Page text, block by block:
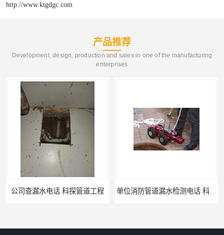
http://www.ktgdgc.com
产品推荐
Development, design, production and sales in one of the manufacturing
enterprises
单位消防管道漏水检测电话 科探管道工程